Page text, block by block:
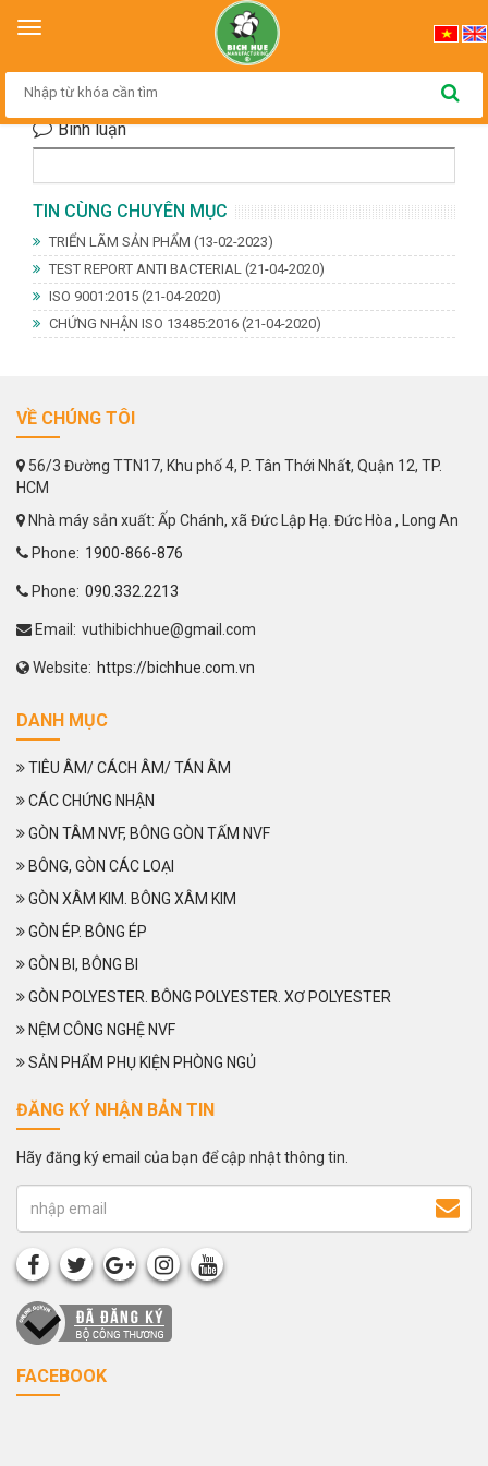
Toggle
Trang chủ
THƯ CẢM ƠN TỪ BỆNH VIỆN THỦ ĐỨC
Bình luận
TIN CÙNG CHUYÊN MỤC
TRIỂN LÃM SẢN PHẨM (13-02-2023)
TEST REPORT ANTI BACTERIAL (21-04-2020)
ISO 9001:2015 (21-04-2020)
CHỨNG NHẬN ISO 13485:2016 (21-04-2020)
VỀ CHÚNG TÔI
56/3 Đường TTN17, Khu phố 4, P. Tân Thới Nhất, Quận 12, TP.
HCM
Nhà máy sản xuất: Ấp Chánh, xã Đức Lập Hạ. Đức Hòa , Long An
Phone: 1900-866-876
Phone: 090.332.2213
Email: vuthibichhue@gmail.com
Website: https://bichhue.com.vn
DANH MỤC
TIÊU ÂM/ CÁCH ÂM/ TÁN ÂM
CÁC CHỨNG NHẬN
GÒN TÂM NVF, BÔNG GÒN TẤM NVF
BÔNG, GÒN CÁC LOẠI
GÒN XÂM KIM. BÔNG XÂM KIM
GÒN ÉP. BÔNG ÉP
GÒN BI, BÔNG BI
GÒN POLYESTER. BÔNG POLYESTER. XƠ POLYESTER
NỆM CÔNG NGHỆ NVF
SẢN PHẨM PHỤ KIỆN PHÒNG NGỦ
ĐĂNG KÝ NHẬN BẢN TIN
Hãy đăng ký email của bạn để cập nhật thông tin.
FACEBOOK